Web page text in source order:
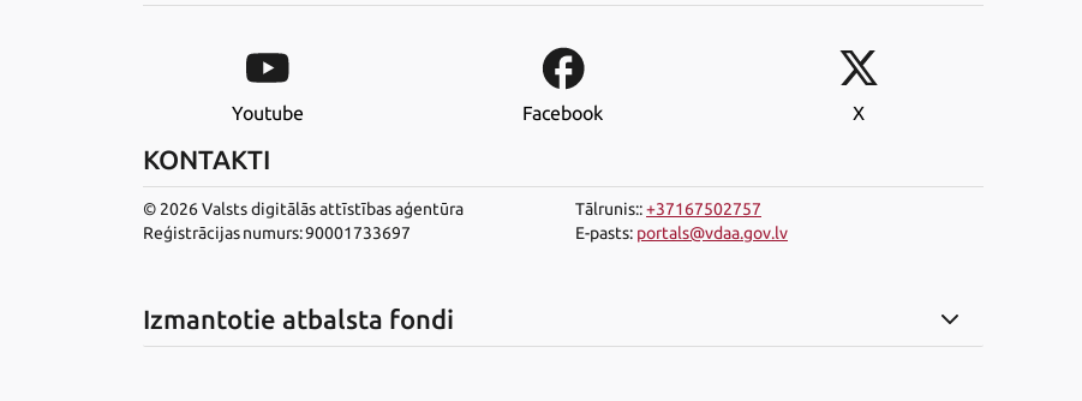
Youtube Facebook X
KONTAKTI
© 2026 Valsts digitālās attīstības aģentūra
Reģistrācijas numurs: 90001733697
Tālrunis::+37167502757
E-pasts: portals@vdaa.gov.lv
Izmantotie atbalsta fondi